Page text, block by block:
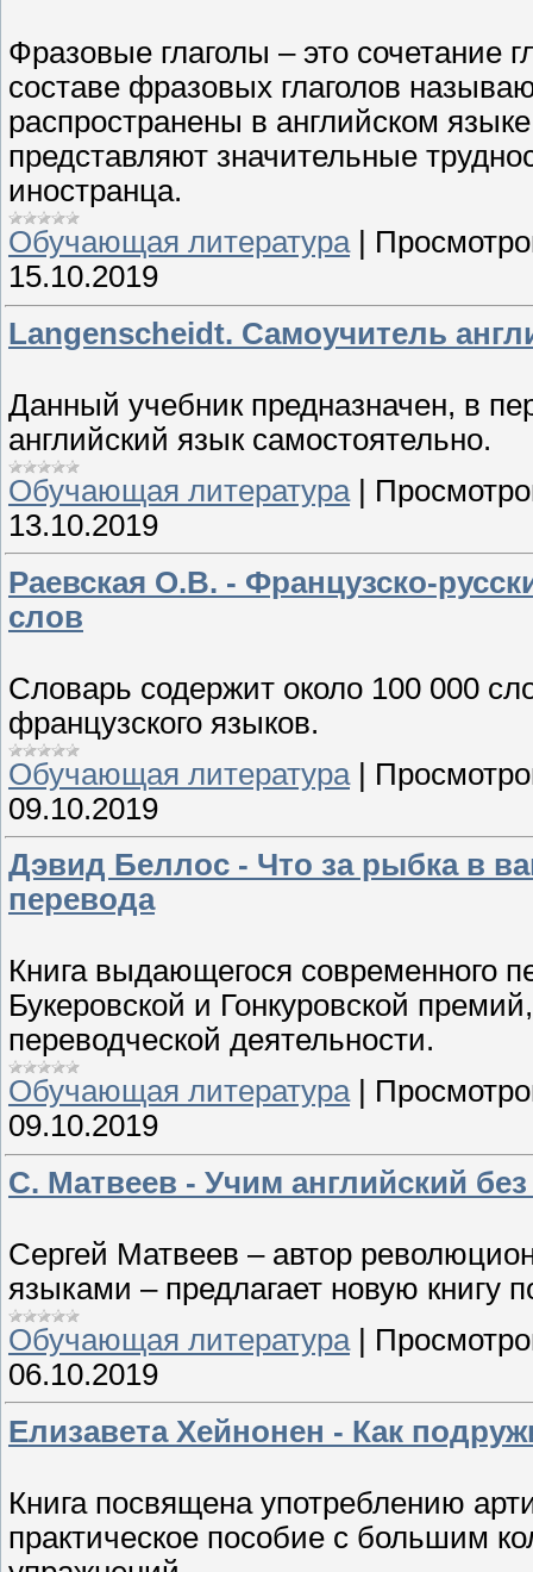
Фразовые глаголы – это сочетание
составе фразовых глаголов
распространены в английском
представляют значительные
иностранца.
Обучающая литература|
15.10.2019
Langenscheidt. Самоучитель
Данный учебник предназначен, в
английский язык самостоятельно.
Обучающая литература|
13.10.2019
Раевская О.В. - Французско-
слов
Словарь содержит около 100 000
французского языков.
Обучающая литература |
09.10.2019
Дэвид Беллос - Что за рыбка в
перевода
Книга выдающегося современного
Букеровской и Гонкуровской
переводческой деятельности.
Обучающая литература|
09.10.2019
С. Матвеев - Учим английский
Сергей Матвеев – автор
языками – предлагает новую книгу
Обучающая литература|
06.10.2019
Елизавета Хейнонен - Как
Книга посвящена употреблению
практическое пособие с большим